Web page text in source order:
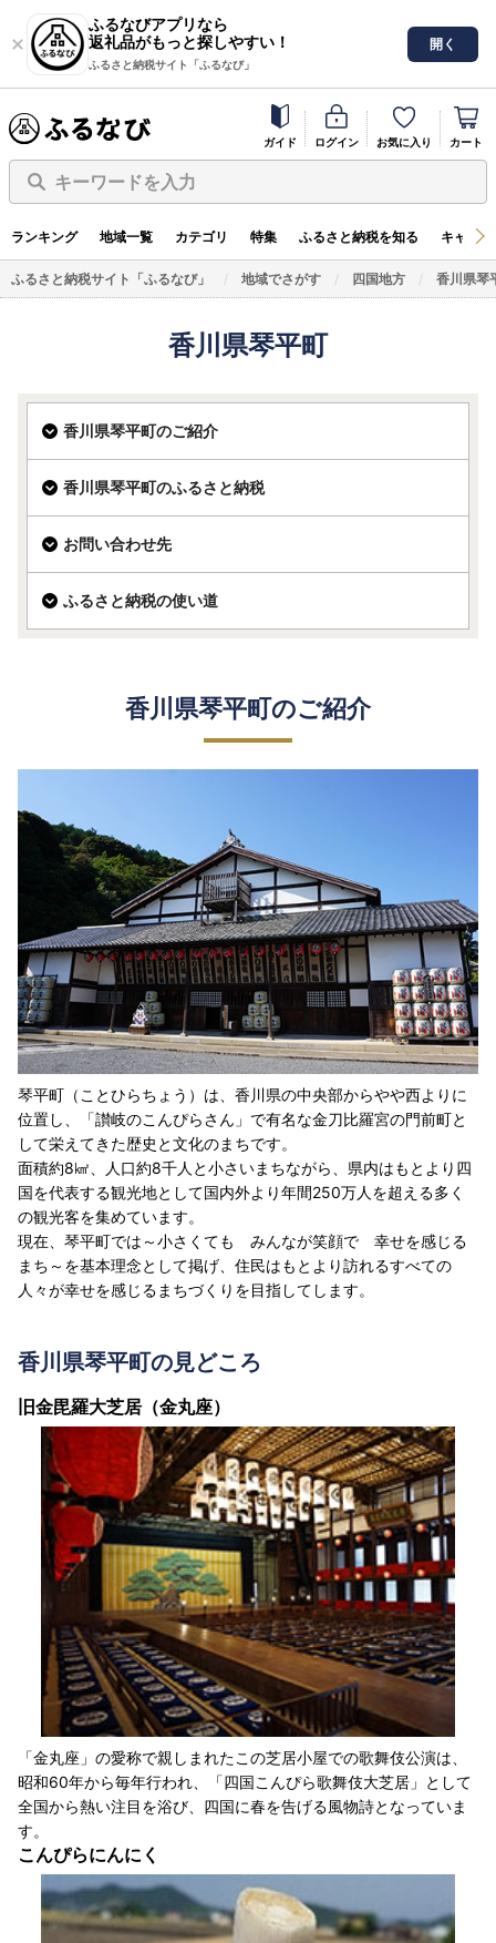
ふるなびアプリなら
返礼品がもっと探しやすい！
ふるさと納税サイト「ふるなび」
開く
ガイド ログイン お気に入り カート
キーワードを入力
ランキング 地域一覧 カテゴリ 特集 ふるさと納税を知る キャン
ふるさと納税サイト「ふるなび」 地域でさがす 四国地方 香川県琴
香川県琴平町
香川県琴平町のご紹介
香川県琴平町のふるさと納税
お問い合わせ先
ふるさと納税の使い道
香川県琴平町のご紹介
琴平町（ことひらちょう）は、香川県の中央部からやや西よりに
位置し、「讃岐のこんぴらさん」で有名な金刀比羅宮の門前町と
して栄えてきた歴史と文化のまちです。
面積約8㎢、人口約8千人と小さいまちながら、県内はもとより四
国を代表する観光地として国内外より年間250万人を超える多く
の観光客を集めています。
現在、琴平町では～小さくても みんなが笑顔で 幸せを感じる
まち～を基本理念として掲げ、住民はもとより訪れるすべての
人々が幸せを感じるまちづくりを目指してします。
香川県琴平町の見どころ
旧金毘羅大芝居（金丸座）
「金丸座」の愛称で親しまれたこの芝居小屋での歌舞伎公演は、
昭和60年から毎年行われ、「四国こんぴら歌舞伎大芝居」として
全国から熱い注目を浴び、四国に春を告げる風物詩となっていま
す。
こんぴらにんにく